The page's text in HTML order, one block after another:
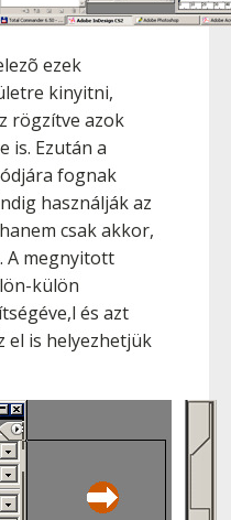
ezek
kinyitni,
rögzítve azok
is. Ezután a
fognak
használják az
csak akkor,
A megnyitott
külön
és azt
el is helyezhetjük